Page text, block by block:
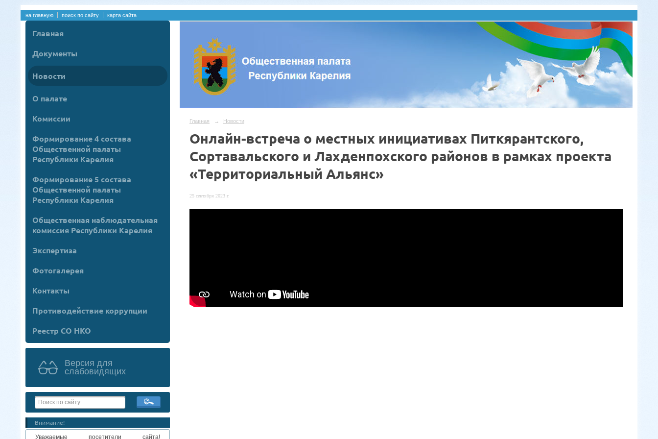
на главную поиск по сайту карта сайта
Главная
Документы
Новости
О палате
Комиссии
Формирование 4 состава
Общественной палаты
Республики Карелия
Формирование 5 состава
Общественной палаты
Республики Карелия
Общественная наблюдательная
комиссия Республики Карелия
Экспертиза
Фотогалерея
Контакты
Противодействие коррупции
Реестр СО НКО
Версия для
слабовидящих
Внимание!
Уважаемые посетители сайта!
Главная → Новости
Онлайн-встреча о местных инициативах Питкярантского,
Сортавальского и Лахденпохского районов в рамках проекта
«Территориальный Альянс»
25 сентября 2023 г.